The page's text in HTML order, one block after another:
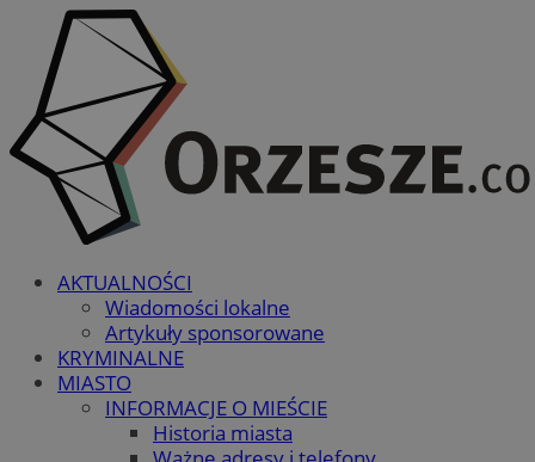
AKTUALNOŚCI
Wiadomości lokalne
Artykuły sponsorowane
KRYMINALNE
MIASTO
INFORMACJE O MIEŚCIE
Historia miasta